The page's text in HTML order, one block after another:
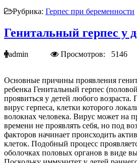
Рубрика: Герпес при беременности
Генитальный герпес у
admin Просмотров: 5146
Основные причины проявления
ребенка Генитальный герпес
проявиться у детей любого
вирус герпеса, клетки которого
волокнах человека. Вирус может на
времени не проявлять себя, но под
факторов начинает происходить
клеток. Подобный процесс
оболочках половых органов в виде